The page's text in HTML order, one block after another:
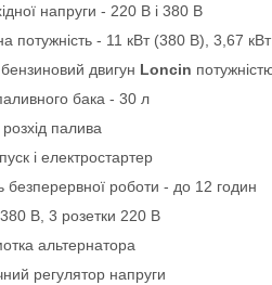
напруги - 220 В і 380 В
потужність - 11 кВт (380 В), 3,67
двигун Loncin
бака - 30 л
палива
і електростартер
безперервної роботи - до 12 годин
В, 3 розетки 220 В
альтернатора
регулятор напруги